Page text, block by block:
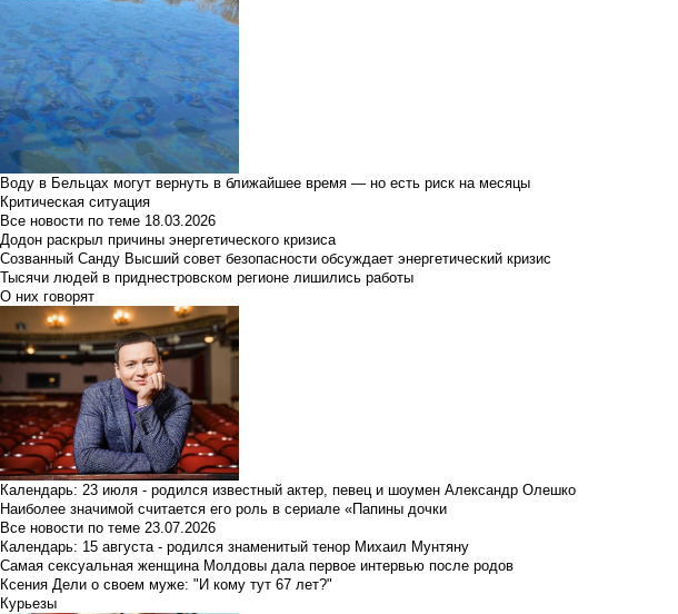
Воду в Бельцах могут вернуть в ближайшее время — но есть риск на месяцы
Критическая ситуация
Все новости по теме 18.03.2026
Додон раскрыл причины энергетического кризиса
Созванный Санду Высший совет безопасности обсуждает энергетический кризис
Тысячи людей в приднестровском регионе лишились работы
О них говорят
Календарь: 23 июля - родился известный актер, певец и шоумен Александр Олешко
Наиболее значимой считается его роль в сериале «Папины дочки
Все новости по теме 23.07.2026
Календарь: 15 августа - родился знаменитый тенор Михаил Мунтяну
Самая сексуальная женщина Молдовы дала первое интервью после родов
Ксения Дели о своем муже: "И кому тут 67 лет?"
Курьезы